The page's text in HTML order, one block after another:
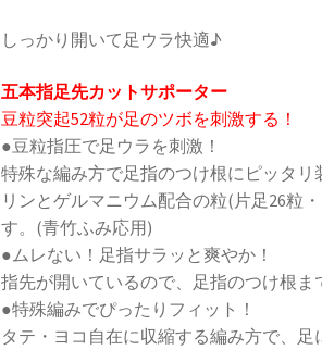
しっかり開いて足ウラ快適♪
五本指足先カットサポーター
豆粒突起52粒が足のツボを刺激する！
●豆粒指圧で足ウラを刺激！
特殊な編み方で足指のつけ根にピッタ
リンとゲルマニウム配合の粒(片足26粒
す。(青竹ふみ応用)
●ムレない！足指サラッと爽やか！
指先が開いているので、足指のつけ根ま
●特殊編みでぴったりフィット！
タテ・ヨコ自在に収縮する編み方で、足